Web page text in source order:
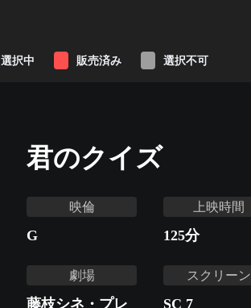
選択中 販売済み 選択不可
君のクイズ
映倫
G
上映時間
125分
劇場
藤枝シネ・プレ
スクリーン
SC 7